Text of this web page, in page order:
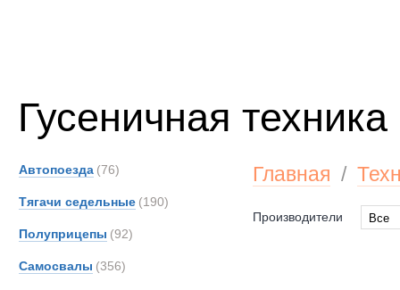
Гусеничная техника
Автопоезда (76)
Тягачи седельные (190)
Полуприцепы (92)
Самосвалы (356)
Главная /
Производители
Все